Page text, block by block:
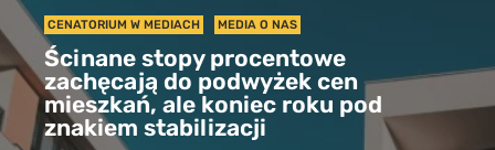
CENATORIUM W MEDIACH MEDIA O NAS
Ścinane stopy procentowe
zachęcają do podwyżek cen
mieszkań, ale koniec roku pod
znakiem stabilizacji